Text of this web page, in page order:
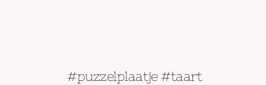
#puzzelplaatje #taart